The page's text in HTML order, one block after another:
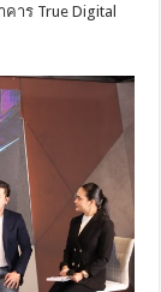
าร True Digital